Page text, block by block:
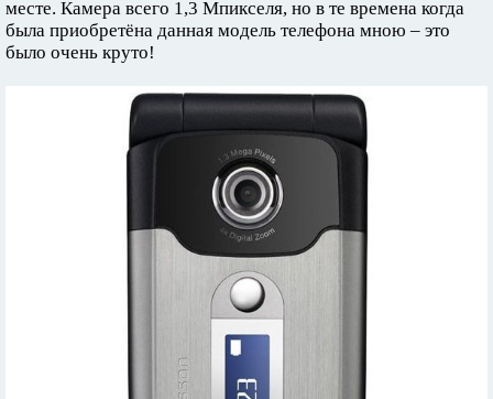
месте. Камера всего 1,3 Мпикселя, но в те времена когда
была приобретёна данная модель телефона мною – это
было очень круто!